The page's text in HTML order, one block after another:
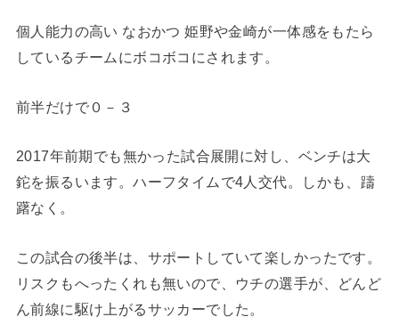
個人能力の高い なおかつ 姫野や金崎が一体感をもたら
しているチームにボコボコにされます。
前半だけで０－３
2017年前期でも無かった試合展開に対し、ベンチは大
鉈を振るいます。ハーフタイムで4人交代。しかも、躊
躇なく。
この試合の後半は、サポートしていて楽しかったです。
リスクもへったくれも無いので、ウチの選手が、どんど
ん前線に駆け上がるサッカーでした。